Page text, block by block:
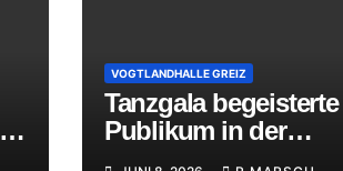
VOGTLANDHALLE GREIZ
Tanzgala begeisterte
Publikum in der